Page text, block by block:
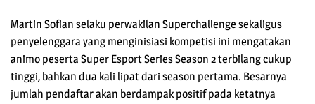
Martin Sofian selaku perwakilan Superchallenge sekaligus
penyelenggara yang menginisiasi kompetisi ini mengatakan
animo peserta Super Esport Series Season 2 terbilang cukup
tinggi, bahkan dua kali lipat dari season pertama. Besarnya
jumlah pendaftar akan berdampak positif pada ketatnya